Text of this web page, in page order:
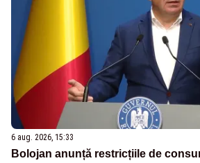
6 aug. 2026, 15:33
Bolojan anunță restricțiile de